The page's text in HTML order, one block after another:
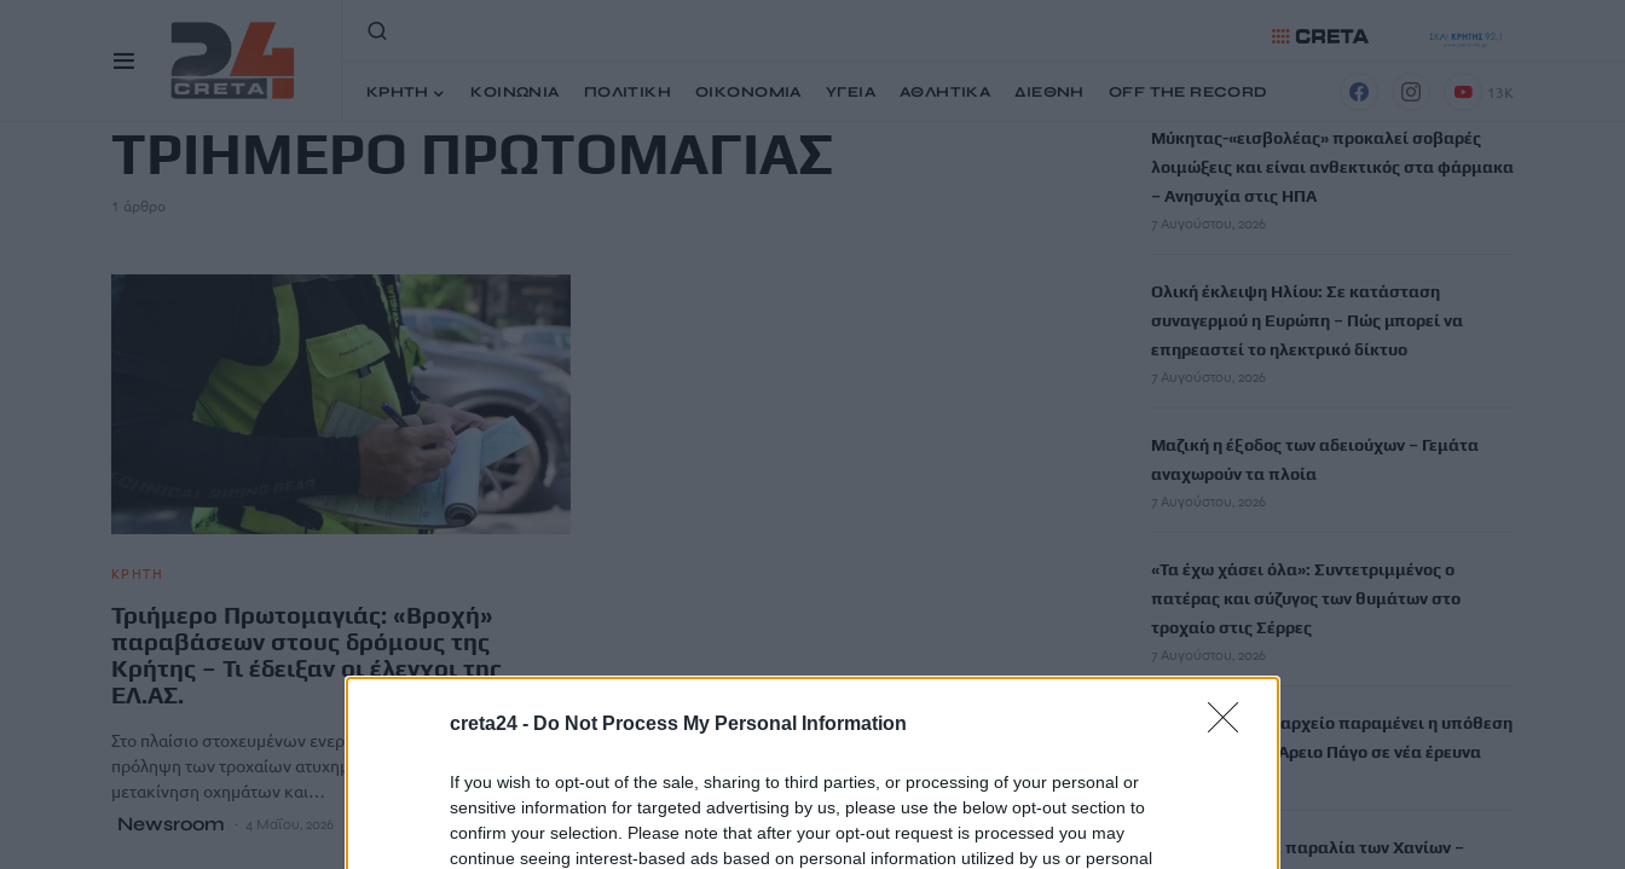
creta24 - Do Not Process My Personal Information
If you wish to opt-out of the sale, sharing to third parties, or processing of your personal or
sensitive information for targeted advertising by us, please use the below opt-out section to
confirm your selection. Please note that after your opt-out request is processed you may
continue seeing interest-based ads based on personal information utilized by us or personal
ΚΡΗΤΗ ΚΟΙΝΩΝΙΑ ΠΟΛΙΤΙΚΗ ΟΙΚΟΝΟΜΙΑ ΥΓΕΙΑ ΑΘΛΗΤΙΚΑ ΔΙΕΘΝΗ OFF THE RECORD 13K
ΤΡΙΗΜΕΡΟ ΠΡΩΤΟΜΑΓΙΑΣ
1 άρθρο
ΚΡΗΤΗ
Τριήμερο Πρωτομαγιάς: «Βροχή»
παραβάσεων στους δρόμους της
Κρήτης – Τι έδειξαν οι έλεγχοι της
ΕΛ.ΑΣ.
Στο πλαίσιο στοχευμένων ενεργειών και δράσεων, για την
πρόληψη των τροχαίων ατυχημάτων και την ασφαλή
μετακίνηση οχημάτων και…
Newsroom 4 Μαΐου, 2026
ΡΟΗ ΕΙΔΗΣΕΩΝ
Μύκητας-«εισβολέας» προκαλεί σοβαρές
λοιμώξεις και είναι ανθεκτικός στα φάρμακα
– Ανησυχία στις ΗΠΑ
7 Αυγούστου, 2026
Ολική έκλειψη Ηλίου: Σε κατάσταση
συναγερμού η Ευρώπη – Πώς μπορεί να
επηρεαστεί το ηλεκτρικό δίκτυο
7 Αυγούστου, 2026
Μαζική η έξοδος των αδειούχων – Γεμάτα
αναχωρούν τα πλοία
7 Αυγούστου, 2026
«Τα έχω χάσει όλα»: Συντετριμμένος ο
πατέρας και σύζυγος των θυμάτων στο
τροχαίο στις Σέρρες
7 Αυγούστου, 2026
Υποκλοπές: Στο αρχείο παραμένει η υπόθεση
– «Οχι» από τον Αρειο Πάγο σε νέα έρευνα
Νέος πνιγμός σε παραλία των Χανίων –